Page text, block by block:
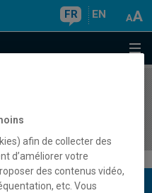
FR EN
afin de collecter des
d’améliorer votre
des contenus vidéo,
etc. Vous